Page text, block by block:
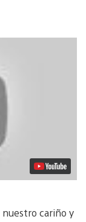
nuestro cariño y